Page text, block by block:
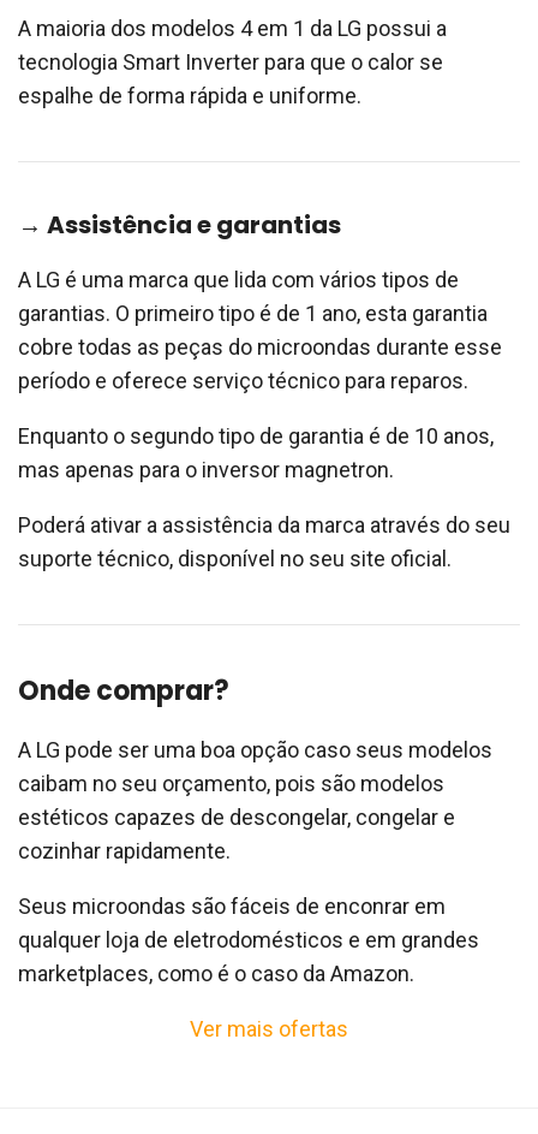
A maioria dos modelos 4 em 1 da LG possui a
tecnologia Smart Inverter para que o calor se
espalhe de forma rápida e uniforme.
→ Assistência e garantias
A LG é uma marca que lida com vários tipos de
garantias. O primeiro tipo é de 1 ano, esta garantia
cobre todas as peças do microondas durante esse
período e oferece serviço técnico para reparos.
Enquanto o segundo tipo de garantia é de 10 anos,
mas apenas para o inversor magnetron.
Poderá ativar a assistência da marca através do seu
suporte técnico, disponível no seu site oficial.
Onde comprar?
A LG pode ser uma boa opção caso seus modelos
caibam no seu orçamento, pois são modelos
estéticos capazes de descongelar, congelar e
cozinhar rapidamente.
Seus microondas são fáceis de enconrar em
qualquer loja de eletrodomésticos e em grandes
marketplaces, como é o caso da Amazon.
Ver mais ofertas